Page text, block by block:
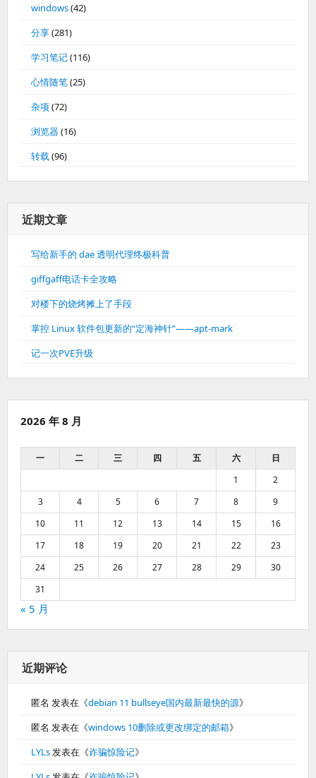
windows(42)
分享(281)
学习笔记(116)
心情随笔(25)
杂项 (72)
浏览器(16)
转载(96)
近期文章
写给新手的 dae 透明代理终极科普
giffgaff电话卡全攻略
对楼下的烧烤摊上了手段
掌控 Linux 软件包更新的“定海神针”——apt-mark
记一次PVE升级
2026 年 8 月
一 二 三 四 五 六
日
1
2
3
4 5 6 7 8
9
10
11 12 13 14 15
16
17
18 19 20 21 22
23
24
25 26 27 28 29
30
31
« 5 月
近期评论
匿名 发表在《debian 11 bullseye国内最新最快的源》
匿名 发表在《windows 10删除或更改绑定的邮箱》
LYLs发表在《诈骗惊险记》